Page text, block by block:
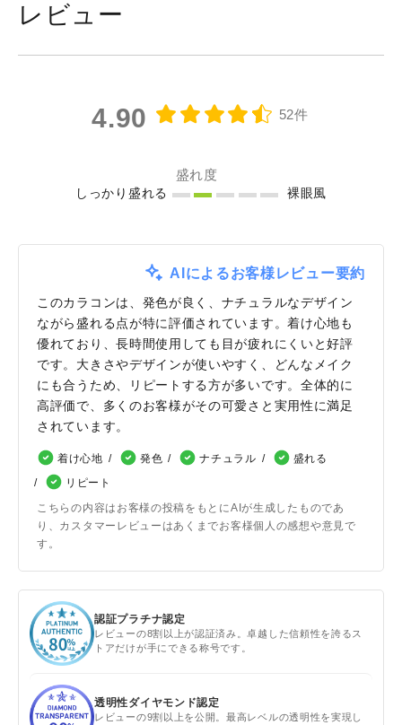
レビュー
4.90 52件
盛れ度
しっかり盛れる 裸眼風
AIによるお客様レビュー要約
このカラコンは、発色が良く、ナチュラルなデザイン
ながら盛れる点が特に評価されています。着け心地も
優れており、長時間使用しても目が疲れにくいと好評
です。大きさやデザインが使いやすく、どんなメイク
にも合うため、リピートする方が多いです。全体的に
高評価で、多くのお客様がその可愛さと実用性に満足
されています。
着け心地 発色 ナチュラル
盛れる
リピート
こちらの内容はお客様の投稿をもとにAIが生成したものであ
り、カスタマーレビューはあくまでお客様個人の感想や意見で
す。
認証プラチナ認定
レビューの8割以上が認証済み。卓越した信頼性を誇るス
トアだけが手にできる称号です。
透明性ダイヤモンド認定
レビューの9割以上を公開。最高レベルの透明性を実現し